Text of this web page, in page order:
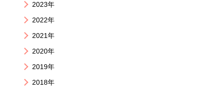
2023年
2022年
2021年
2020年
2019年
2018年